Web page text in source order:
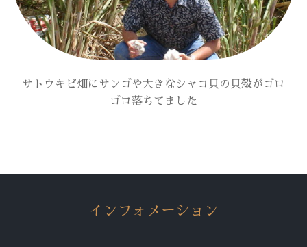
サトウキビ畑にサンゴや大きなシャコ貝の貝殻がゴロ
ゴロ落ちてました
インフォメーション